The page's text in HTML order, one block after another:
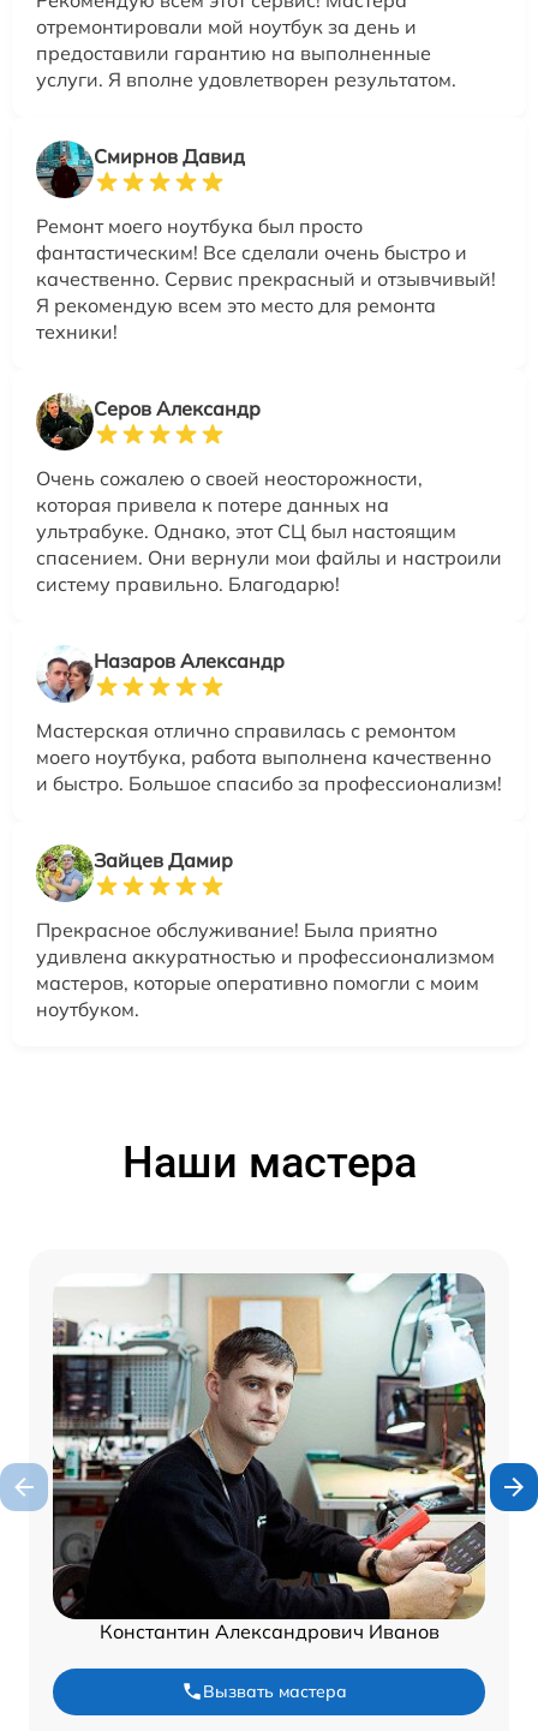
отремонтировали мой ноутбук за день и
предоставили гарантию на выполненные
услуги. Я вполне удовлетворен результатом.
Смирнов Давид
Ремонт моего ноутбука был просто
фантастическим! Все сделали очень быстро и
качественно. Сервис прекрасный и отзывчивый!
Я рекомендую всем это место для ремонта
техники!
Серов Александр
Очень сожалею о своей неосторожности,
которая привела к потере данных на
ультрабуке. Однако, этот СЦ был настоящим
спасением. Они вернули мои файлы и настроили
систему правильно. Благодарю!
Назаров Александр
Мастерская отлично справилась с ремонтом
моего ноутбука, работа выполнена качественно
и быстро. Большое спасибо за профессионализм!
Зайцев Дамир
Прекрасное обслуживание! Была приятно
удивлена аккуратностью и профессионализмом
мастеров, которые оперативно помогли с моим
ноутбуком.
Наши мастера
Константин Александрович Иванов
Вызвать мастера